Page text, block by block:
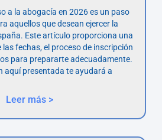
a la abogacía en 2026 es un paso
aquellos que desean ejercer la
Este artículo proporciona una
fechas, el proceso de inscripción
para prepararte adecuadamente.
aquí presentada te ayudará a
Leer más >